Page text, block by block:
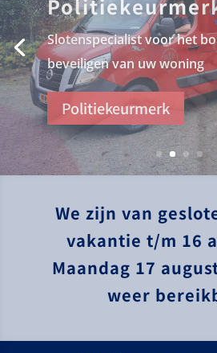
Slotenmaker
De slotenspecialist helpt je
en sleutelproblemen
Sloten vervangen
We zijn van
vakantie t/m 16
Maandag 17
weer